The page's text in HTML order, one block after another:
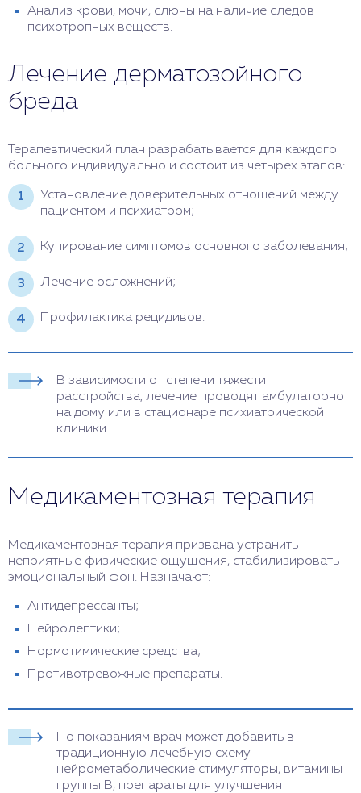
Анализ крови, мочи, слюны на наличие следов
психотропных веществ.
Лечение дерматозойного
бреда
Терапевтический план разрабатывается для каждого
больного индивидуально и состоит из четырех этапов:
Установление доверительных отношений между
пациентом и психиатром;
Купирование симптомов основного заболевания;
Лечение осложнений;
Профилактика рецидивов.
В зависимости от степени тяжести
расстройства, лечение проводят амбулаторно
на дому или в стационаре психиатрической
клиники.
Медикаментозная терапия
Медикаментозная терапия призвана устранить
неприятные физические ощущения, стабилизировать
эмоциональный фон. Назначают:
Антидепрессанты;
Нейролептики;
Нормотимические средства;
Противотревожные препараты.
По показаниям врач может добавить в
традиционную лечебную схему
нейрометаболические стимуляторы, витамины
группы B, препараты для улучшения